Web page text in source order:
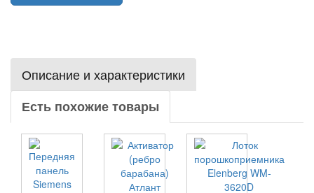
Описание и характеристики
Есть похожие товары